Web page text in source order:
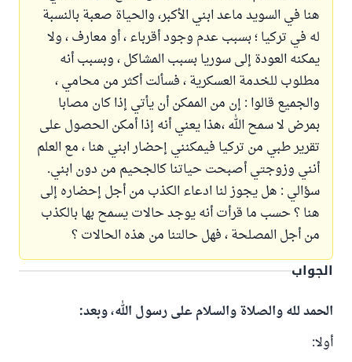
هنا في السويد ماعد ابني الأكبر، والحياة صعبة بالنسبة
له في تركيا ؛ بسبب عدم وجود أقرباء ، أو معارف ، ولا
يمكنه العودة إلى سوريا بسبب المشاكل ، وبسبب أنه
مطلوب للخدمة العسكرية ، فسألت أكثر من محامي ،
والجميع قالوا : إن من الممكن أن يأتي إذا كان مصابا
بمرض لا سمح الله ،هذا يعني أنه إذا أمكن الحصول على
تقرير طبي من تركيا فيمكنني إحضار ابني هنا ، مع العلم
أنني وزوجتي أصبحت حياتنا كالجحيم من دون ابني.
سؤالي : هل يجوز لنا ادعاء الكذب من أجل إحضاره إلى
هنا ؟ حسب ما قرأت أنه يوجد حالات يسمح بها بالكذب
من أجل المصلحة ، فهل حالتنا من هذه الحالات ؟
الجواب
الحمد لله والصلاة والسلام على رسول الله، وبعد:
أولا: